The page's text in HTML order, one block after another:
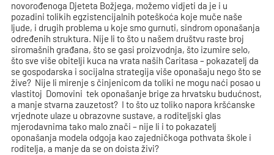
novorođenoga Djeteta Božjega, možemo vidjeti da je i u
pozadini tolikih egzistencijalnih poteškoća koje muče naše
ljude, i drugih problema u koje smo gurnuti, sindrom oponašanja
određenih struktura. Nije li to što u našem društvu raste broj
siromašnih građana, što se gasi proizvodnja, što izumire selo,
što sve više obitelji kuca na vrata naših Caritasa – pokazatelj da
se gospodarska i socijalna strategija više oponašaju nego što se
žive? Nije li mirenje s činjenicom da toliki ne mogu naći posao u
vlastitoj Domovini tek oponašanje brige za hrvatsku budućnost,
a manje stvarna zauzetost? I to što uz toliko napora kršćanske
vrjednote ulaze u obrazovne sustave, a roditeljski glas
mjerodavnima tako malo znači – nije li i to pokazatelj
oponašanja modela odgoja kao zajedničkoga pothvata škole i
roditelja, a manje da se on doista živi?